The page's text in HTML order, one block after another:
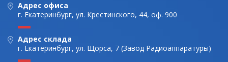
Адрес офиса
г. Екатеринбург, ул. Крестинского, 44, оф. 900
Адрес склада
г. Екатеринбург, ул. Щорса, 7 (Завод Радиоаппаратуры)